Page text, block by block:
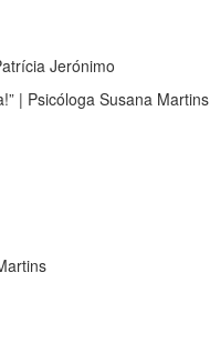
Jerónimo
| Psicóloga Susana Martins